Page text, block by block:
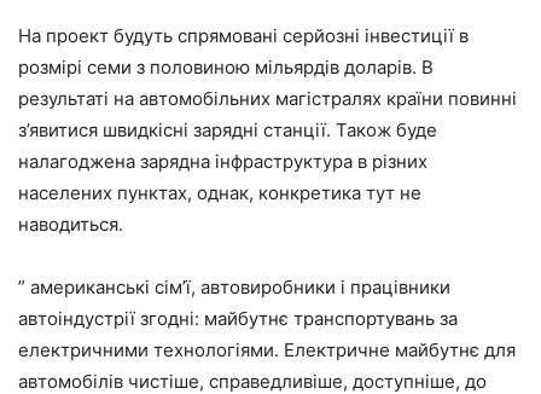
На проект будуть спрямовані серйозні інвестиції в
розмірі семи з половиною мільярдів доларів. В
результаті на автомобільних магістралях країни повинні
з’явитися швидкісні зарядні станції. Також буде
налагоджена зарядна інфраструктура в різних
населених пунктах, однак, конкретика тут не
наводиться.
” американські сім’ї, автовиробники і працівники
автоіндустрії згодні: майбутнє транспортувань за
електричними технологіями. Електричне майбутнє для
автомобілів чистіше, справедливіше, доступніше, до